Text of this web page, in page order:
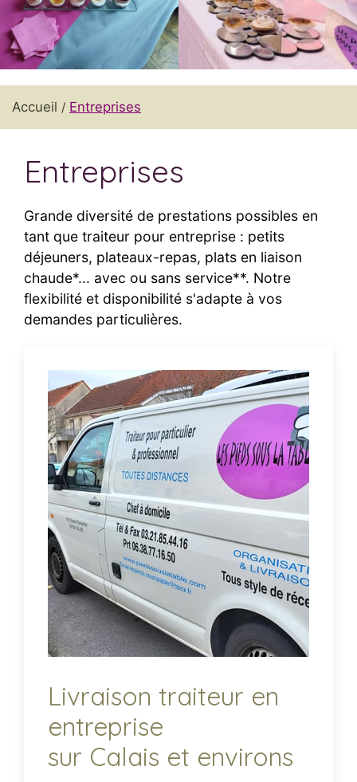
Accueil Entreprises
Entreprises
Grande diversité de prestations possibles en
tant que traiteur pour entreprise : petits
déjeuners, plateaux-repas, plats en liaison
chaude*... avec ou sans service**. Notre
flexibilité et disponibilité s'adapte à vos
demandes particulières.
Livraison traiteur en
entreprise
sur Calais et environs